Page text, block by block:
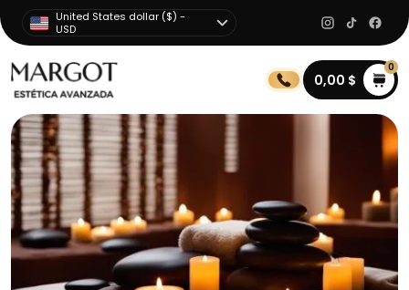
United States dollar ($) -
USD
0,00 $
0